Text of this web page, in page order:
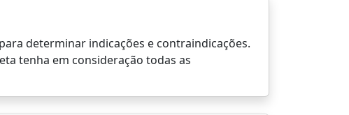
determinar indicações e contraindicações.
tenha em consideração todas as